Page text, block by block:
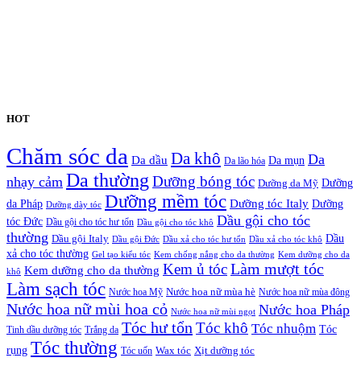
HOT
Chăm sóc da Da dầu Da khô Da lão hóa Da mụn Da
nhạy cảm Da thường Dưỡng bóng tóc Dưỡng da Mỹ Dưỡng
da Pháp Dưỡng dày tóc Dưỡng mềm tóc Dưỡng tóc Italy Dưỡng
tóc Đức
Dầu gội cho tóc hư tổn Dầu gội cho tóc khô Dầu gội cho tóc
thường Dầu gội Italy Dầu gội Đức Dầu xả cho tóc hư tổn Dầu xả cho tóc khô Dầu
xả cho tóc thường Gel tạo kiểu tóc Kem chống nắng cho da thường Kem dưỡng cho da
khô Kem dưỡng cho da thường Kem ủ tócLàm mượt tóc
Làm sạch tóc Nước hoa Mỹ Nước hoa nữ mùa hè Nước hoa nữ mùa đông
Nước hoa nữ mùi hoa cỏ Nước hoa nữ mùi ngọt Nước hoa Pháp
Tinh dầu dưỡng tóc Trắng da Tóc hư tổn Tóc khô Tóc nhuộm Tóc
rụng Tóc thường Tóc uốn Wax tóc Xịt dưỡng tóc